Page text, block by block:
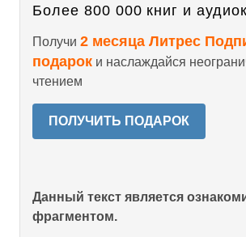
Более 800 000 книг и
Получи 2 месяца Литрес
подарок и наслаждайся
чтением
ПОЛУЧИТЬ ПОДАРОК
Данный текст является
фрагментом.